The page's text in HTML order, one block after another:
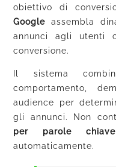
obiettivo di
Google assembla
annunci agli utenti
conversione.
Il sistema
comportamento,
audience per
gli annunci. Non
per parole chiave
automaticamente.